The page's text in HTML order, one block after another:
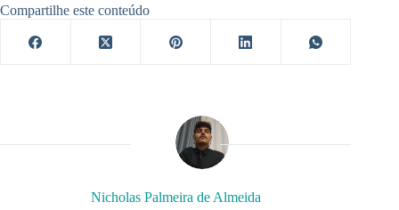
Compartilhe este conteúdo
Nicholas Palmeira de Almeida